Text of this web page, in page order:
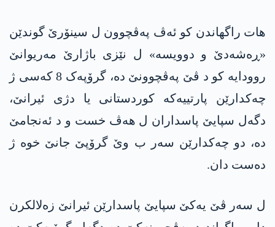
هات راگهاندن کو ئەڤ پەڤچوون ل سینۆرێ گوندێن
«ڕەشەدێ و دوویسە» ل نێزی باژارێ مەریوانێ
روودایە کو د ڤێ پەڤچوونێ دە، گرۆپەک 8 کەسی ژ
چەکدارێن پارتییه‌كه‌ كوردستانی یا دژی ئیرانێ،
دگەل سپایێ پاسداران ل هەڤ خست و د ئەنجامێ
ده‌، دو چەکدارێن سەر ب وێ گرۆپێ جانێ خوه‌ ژ
ده‌ست دان.
ل سەر ڤێ یەکێ سپایێ پاسدارێن ئیرانێ زەلالکرن